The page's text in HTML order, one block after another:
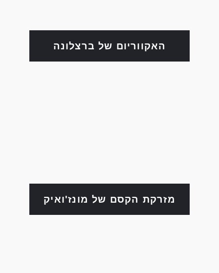
האקווריום של ברצלונה
מזרקת הקסם של מונז'ואיק